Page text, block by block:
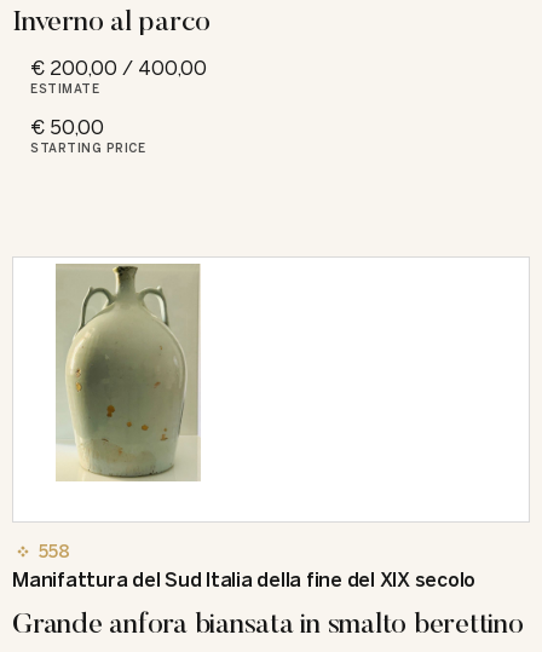
Inverno al parco
€ 200,00 / 400,00
ESTIMATE
€ 50,00
STARTING PRICE
558
Manifattura del Sud Italia della fine del XIX secolo
Grande anfora biansata in smalto berettino